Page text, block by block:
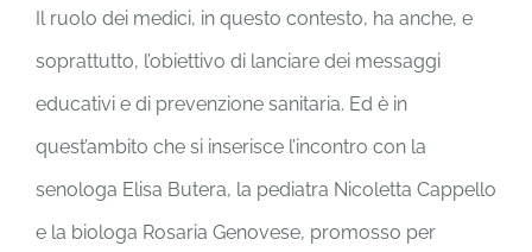
Il ruolo dei medici, in questo contesto, ha anche, e
soprattutto, l’obiettivo di lanciare dei messaggi
educativi e di prevenzione sanitaria. Ed è in
quest’ambito che si inserisce l’incontro con la
senologa Elisa Butera, la pediatra Nicoletta Cappello
e la biologa Rosaria Genovese, promosso per